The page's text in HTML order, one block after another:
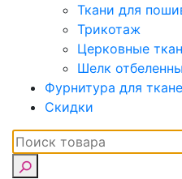
Ткани для
Трикотаж
Церковные ткани
Шелк отбеленный
Фурнитура для тканей
Скидки